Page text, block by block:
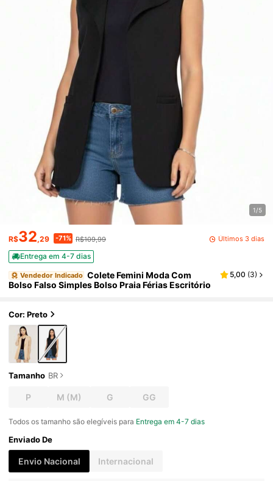
1/5
R$32,29 -71% R$109,99 Últimos 3 dias
Entrega em 4-7 dias
Vendedor Indicado Colete Femini Moda Com
Bolso Falso Simples Bolso Praia Férias Escritório
5,00 (3)
Cor: Preto
Tamanho BR
P M (M) G GG
Todos os tamanho são elegíveis para Entrega em 4-7 dias
Enviado De
Envio Nacional Internacional